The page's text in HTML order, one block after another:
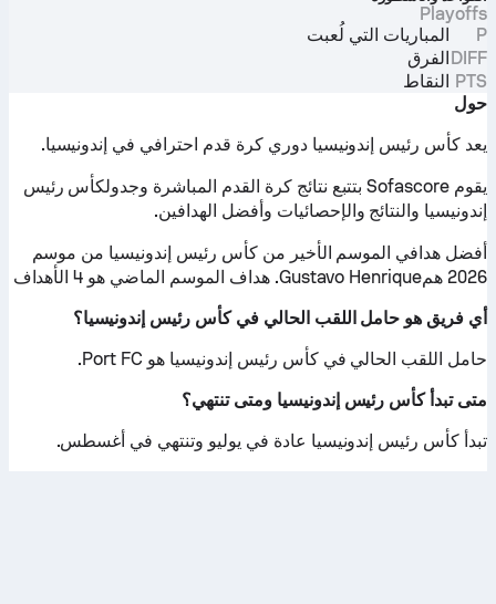
Playoffs
P
المباريات التي لُعبت
DIFFالفرق
PTS النقاط
حول
يعد كأس رئيس إندونيسيا دوري كرة قدم احترافي في إندونيسيا.
يقوم Sofascore بتتبع نتائج كرة القدم المباشرة وجدولكأس رئيس
إندونيسيا والنتائج والإحصائيات وأفضل الهدافين.
أفضل هدافي الموسم الأخير من كأس رئيس إندونيسيا من موسم
2026 همGustavo Henrique. هداف الموسم الماضي هو 4 الأهداف
أي فريق هو حامل اللقب الحالي في كأس رئيس إندونيسيا؟
حامل اللقب الحالي في كأس رئيس إندونيسيا هو Port FC.
متى تبدأ كأس رئيس إندونيسيا ومتى تنتهي؟
تبدأ كأس رئيس إندونيسيا عادة في يوليو وتنتهي في أغسطس.